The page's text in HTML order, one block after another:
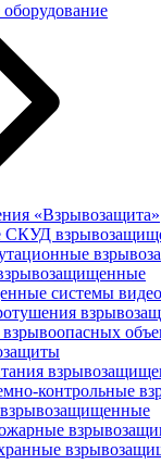
«Взрывозащита»
СКУД
системы
контрольные